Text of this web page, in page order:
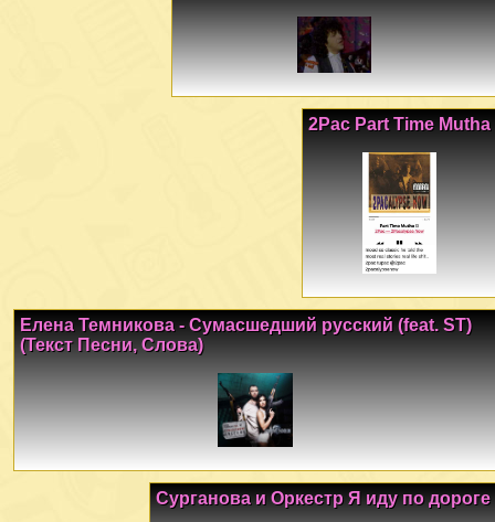
2Pac Part Time Mutha
Елена Темникова - Сумасшедший русский (feat. ST)
(Текст Песни, Слова)
Сурганова и Оркестр Я иду по дороге